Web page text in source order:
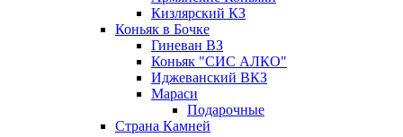
Кизлярский КЗ
Коньяк в Бочке
Гиневан ВЗ
Коньяк "СИС АЛКО"
Иджеванский ВКЗ
Мараси
Подарочные
Страна Камней